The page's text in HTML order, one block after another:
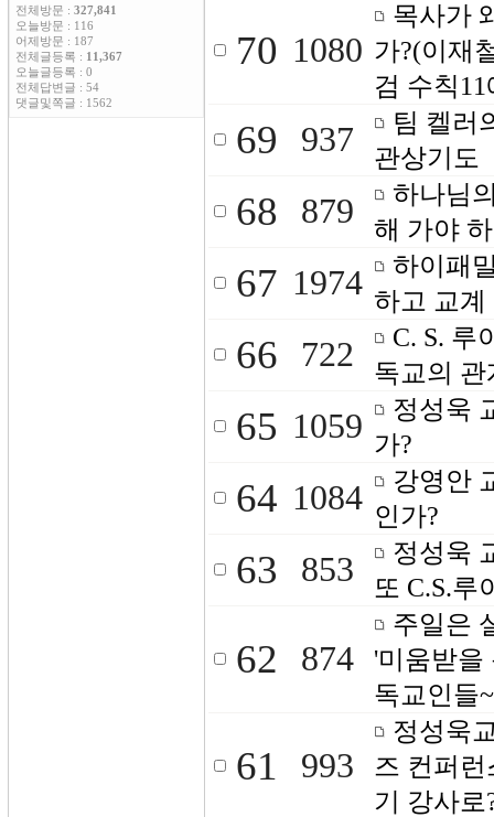
전체방문 : 327,841
오늘방문 : 116
어제방문 : 187
전체글등록 : 11,367
오늘글등록 : 0
전체답변글 : 54
댓글및쪽글 : 1562
70 1080
목사가
가?(이재
검 수칙
69 937
팀 켈러
관상기도
68 879
하나님
해 가야
67 1974
하이패
하고 교
66 722
C. S. 루
독교의 관
65 1059
정성욱
가?
64 1084
강영안
인가?
63 853
정성욱
또 C.S.루
62 874
주일은
'미움받을
독교인들~
61 993
정성욱
즈 컨퍼
기 강사로